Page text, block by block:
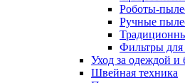
Роботы-
Ручные
Фильтры для
Уход за одеждой и
Швейная техника